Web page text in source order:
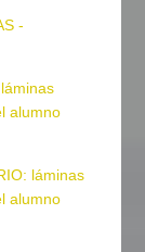
-
alumno
láminas
alumno